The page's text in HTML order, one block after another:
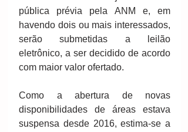
pública prévia pela ANM e, em
havendo dois ou mais interessados,
serão submetidas a leilão
eletrônico, a ser decidido de acordo
com maior valor ofertado.
Como a abertura de novas
disponibilidades de áreas estava
suspensa desde 2016, estima-se a